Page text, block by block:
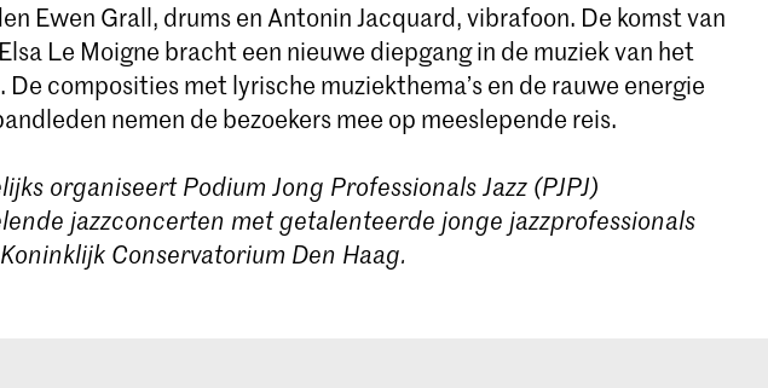
Ewen Grall, drums en Antonin Jacquard, vibrafoon. De komst van
Le Moigne bracht een nieuwe diepgang in de muziek van het
composities met lyrische muziekthema’s en de rauwe energie
nemen de bezoekers mee op meeslepende reis.
organiseert Podium Jong Professionals Jazz (PJPJ)
jazzconcerten met getalenteerde jonge jazzprofessionals
Conservatorium Den Haag.